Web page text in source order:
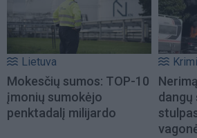
Lietuva
Mokesčių sumos: TOP-10
įmonių sumokėjo
penktadalį milijardo
dangų